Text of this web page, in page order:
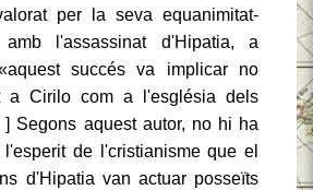
per la seva equanimitat-
l'assassinat d'Hipatia, a
succés va implicar no
a Cirilo com a l'església dels
Segons aquest autor, no hi ha
de l'cristianisme que el
d'Hipatia van actuar posseïts